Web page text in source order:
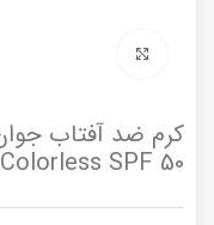
Colorless SPF 50 حجم 40 میلی لیتر – بی رنگ